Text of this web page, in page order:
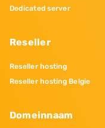
Dedicated server
Reseller
Reseller hosting
Reseller hosting Belgie
Domeinnaam